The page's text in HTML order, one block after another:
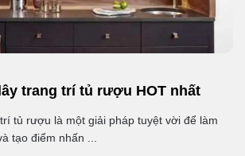
trang trí tủ rượu HOT nhất
tủ rượu là một giải pháp tuyệt vời để làm
tạo điểm nhấn ...